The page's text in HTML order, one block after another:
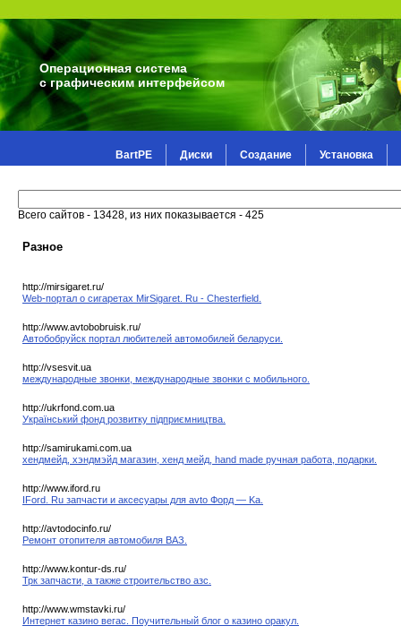
Операционная система
с графическим интерфейсом
BartPE Диски Создание Установка
Всего сайтов - 13428, из них показывается - 425
Разное
http://mirsigaret.ru/
Web-портал о сигаретах MirSigaret. Ru - Chesterfield.
http://www.avtobobruisk.ru/
Автобобруйск портал любителей автомобилей беларуси.
http://vsesvit.ua
международные звонки, международные звонки с мобильного.
http://ukrfond.com.ua
Український фонд розвитку підприємництва.
http://samirukami.com.ua
хендмейд, хэндмэйд магазин, хенд мейд, hand made ручная работа, подарки.
http://www.iford.ru
IFord. Ru запчасти и аксесуары для avto Форд — Ka.
http://avtodocinfo.ru/
Ремонт отопителя автомобиля ВАЗ.
http://www.kontur-ds.ru/
Трк запчасти, а также строительство азс.
http://www.wmstavki.ru/
Интернет казино вегас. Поучительный блог о казино оракул.